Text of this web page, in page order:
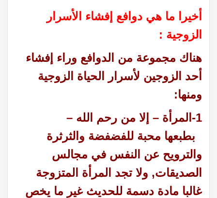
أخيرا ما هي دوافع إفشاء الأسرار
الزوجية :
هناك مجموعة من الدوافع وراء إفشاء
أحد الزوجين لأسرار الحياة الزوجية
ومنها:
1-المرأة – إلا من رحم الله –
بطبعها محبة للفضفضة والثرثرة
والترويح عن النفس في مجالس
الصديقات, ولا تجد المرأة المتزوجة
غالبا مادة دسمة للحديث غير ما يخص